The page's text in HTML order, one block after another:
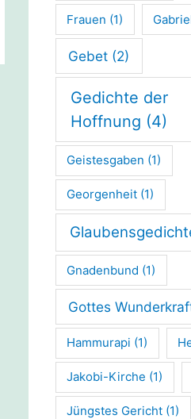
Frauen (1)
Gebet (2)
Gedichte der
Hoffnung (4)
Geistesgaben (1)
Georgenheit (1)
Gnadenbund (1)
Gottes
Hammurapi (1)
Jakobi-Kirche (1)
Jüngstes Gericht (1)